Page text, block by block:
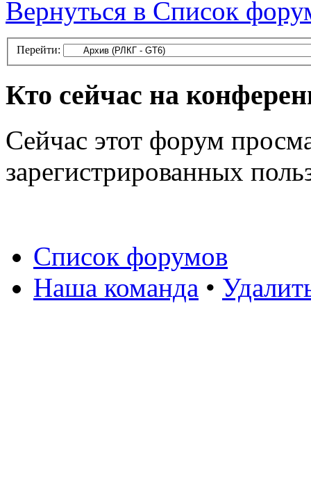
Вернуться в Список
Перейти:
Кто сейчас на
Сейчас этот форум
зарегистрированных
Список форумов
Наша команда •